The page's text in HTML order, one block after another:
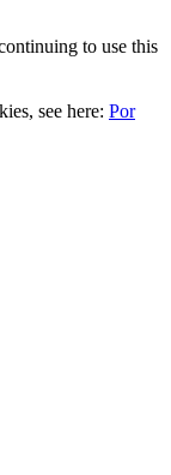
to use this
see here: Por